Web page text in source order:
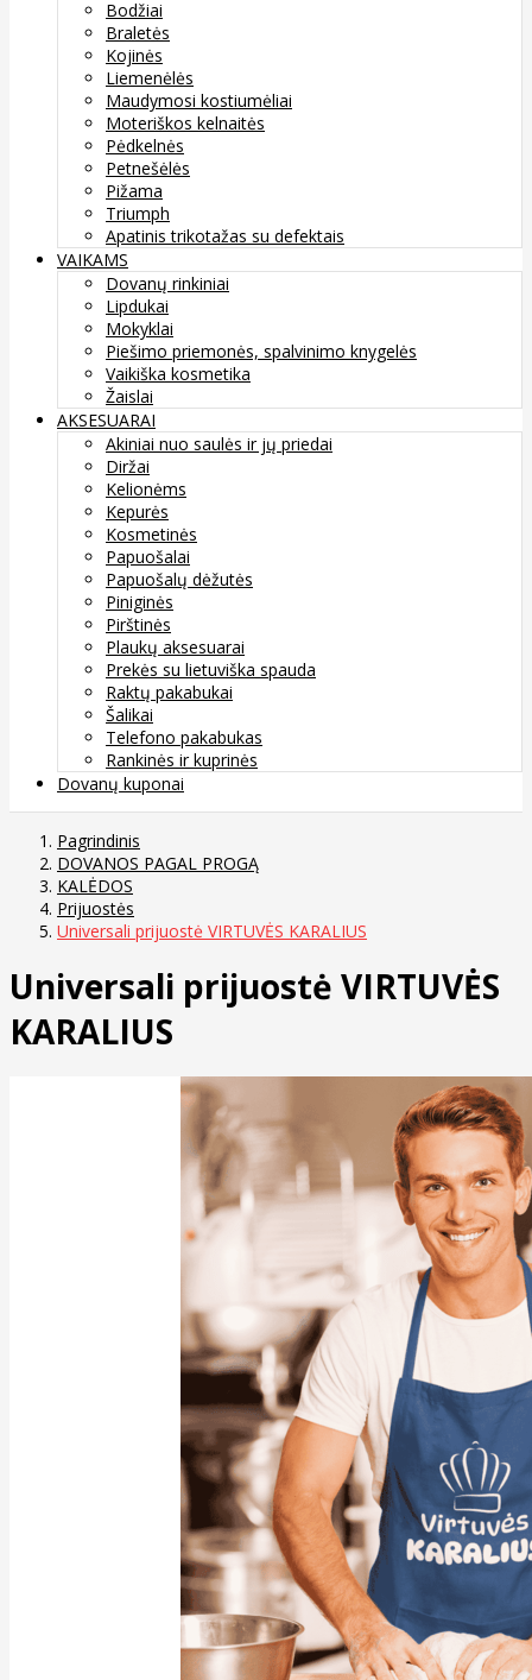
Bodžiai
Braletės
Kojinės
Liemenėlės
Maudymosi kostiumėliai
Moteriškos kelnaitės
Pėdkelnės
Petnešėlės
Pižama
Triumph
Apatinis trikotažas su defektais
VAIKAMS
Dovanų rinkiniai
Lipdukai
Mokyklai
Piešimo priemonės, spalvinimo knygelės
Vaikiška kosmetika
Žaislai
AKSESUARAI
Akiniai nuo saulės ir jų priedai
Diržai
Kelionėms
Kepurės
Kosmetinės
Papuošalai
Papuošalų dėžutės
Piniginės
Pirštinės
Plaukų aksesuarai
Prekės su lietuviška spauda
Raktų pakabukai
Šalikai
Telefono pakabukas
Rankinės ir kuprinės
Dovanų kuponai
Pagrindinis
DOVANOS PAGAL PROGĄ
KALĖDOS
Prijuostės
Universali prijuostė VIRTUVĖS KARALIUS
Universali prijuostė VIRTUVĖS
KARALIUS